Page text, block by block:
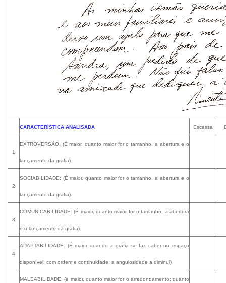
CARACTERÍSTICA ANALISADA Escassa
1
EXTROVERSÃO: (É maior, quanto maior for o tamanho, a abertura e o
lançamento da grafia).
2
SOCIABILIDADE: (É maior, quanto maior for o tamanho, a abertura e o
lançamento da grafia).
3
COMUNICABILIDADE: (É maior, quanto maior for o tamanho, a abertura
e o lançamento da grafia).
4
ADAPTABILIDADE: (É maior quando a grafia se faz caber no espaço
disponível, com ordem e continuidade; a angulosidade a diminui)
MALEABILIDADE: (é maior, quanto maior for o arredondamento; quanto